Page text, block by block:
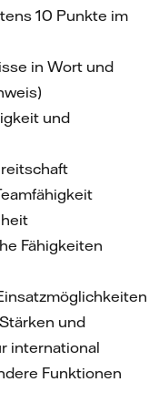
10 Punkte im
in Wort und
und
Fähigkeiten
und
international
Funktionen